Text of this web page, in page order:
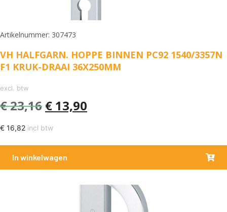
Artikelnummer: 307473
VH HALFGARN. HOPPE BINNEN PC92 1540/3357N
F1 KRUK-DRAAI 36X250MM
excl. btw
€23,16 € 13,90
€ 16,82 incl btw
In winkelwagen